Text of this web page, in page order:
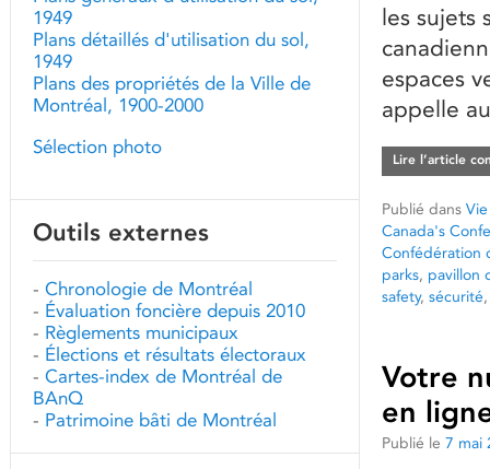
les sujets
espaces
appelle
Lire l’article
Publié dans
Canada's
Confédération
parks, pavillon
safety, sécurité
Votre
en
Publié le 7 mai
1949
Plans détaillés d'utilisation du sol,
1949
Plans des propriétés de la Ville de
Montréal, 1900-2000
Sélection photo
Outils externes
- Chronologie de Montréal
- Évaluation foncière depuis 2010
- Règlements municipaux
- Élections et résultats électoraux
- Cartes-index de Montréal de
BAnQ
- Patrimoine bâti de Montréal